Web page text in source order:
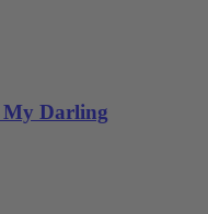
My Darling